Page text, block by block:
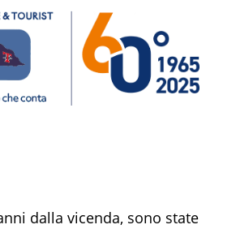
dalla vicenda, sono state